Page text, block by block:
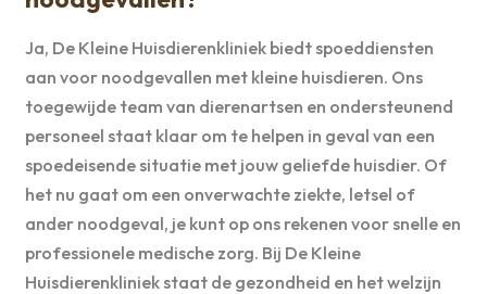
Ja, De Kleine Huisdierenkliniek biedt spoeddiensten
aan voor noodgevallen met kleine huisdieren. Ons
toegewijde team van dierenartsen en ondersteunend
personeel staat klaar om te helpen in geval van een
spoedeisende situatie met jouw geliefde huisdier. Of
het nu gaat om een onverwachte ziekte, letsel of
ander noodgeval, je kunt op ons rekenen voor snelle en
professionele medische zorg. Bij De Kleine
Huisdierenkliniek staat de gezondheid en het welzijn